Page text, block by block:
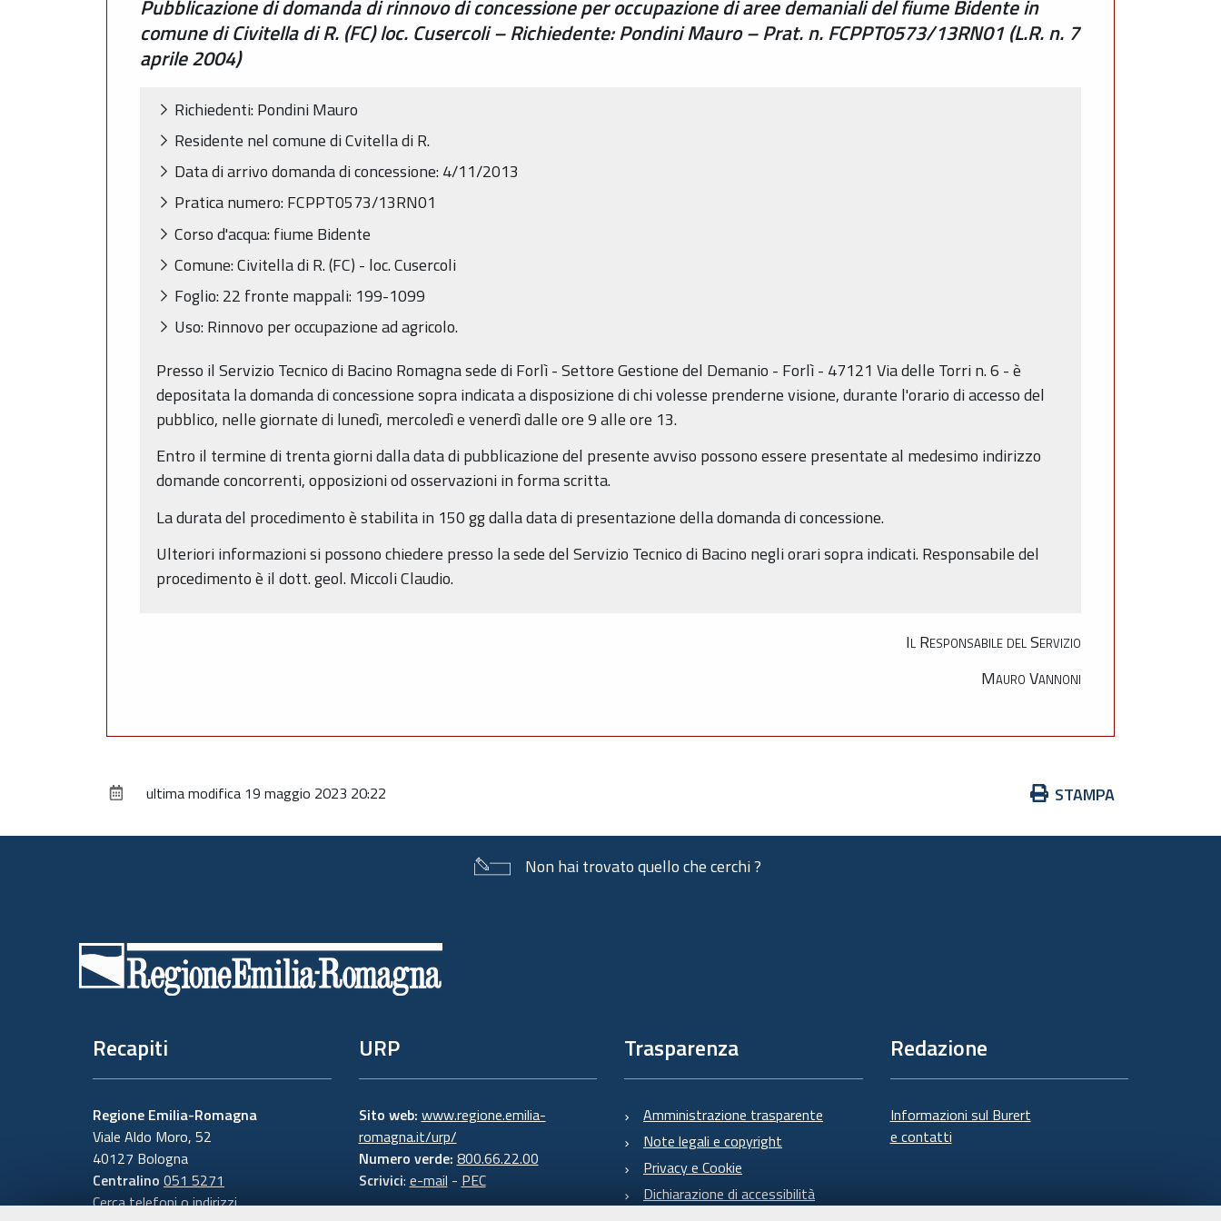
Pubblicazione di domanda di rinnovo di concessione per occupazione di aree demaniali del fiume Bidente in
comune di Civitella di R. (FC) loc. Cusercoli – Richiedente: Pondini Mauro – Prat. n. FCPPT0573/13RN01 (L.R. n. 7
aprile 2004)
Richiedenti: Pondini Mauro
Residente nel comune di Cvitella di R.
Data di arrivo domanda di concessione: 4/11/2013
Pratica numero: FCPPT0573/13RN01
Corso d'acqua: fiume Bidente
Comune: Civitella di R. (FC) - loc. Cusercoli
Foglio: 22 fronte mappali: 199-1099
Uso: Rinnovo per occupazione ad agricolo.
Presso il Servizio Tecnico di Bacino Romagna sede di Forlì - Settore Gestione del Demanio - Forlì - 47121 Via delle Torri n. 6 - è
depositata la domanda di concessione sopra indicata a disposizione di chi volesse prenderne visione, durante l'orario di accesso del
pubblico, nelle giornate di lunedì, mercoledì e venerdì dalle ore 9 alle ore 13.
Entro il termine di trenta giorni dalla data di pubblicazione del presente avviso possono essere presentate al medesimo indirizzo
domande concorrenti, opposizioni od osservazioni in forma scritta.
La durata del procedimento è stabilita in 150 gg dalla data di presentazione della domanda di concessione.
Ulteriori informazioni si possono chiedere presso la sede del Servizio Tecnico di Bacino negli orari sopra indicati. Responsabile del
procedimento è il dott. geol. Miccoli Claudio.
Il Responsabile del Servizio
Mauro Vannoni
Azioni
documento
STAMPA
ultima modifica 19 maggio 2023 20:22
Non hai trovato quello che cerchi ?
Recapiti
Regione Emilia-Romagna
Viale Aldo Moro, 52
40127 Bologna
Centralino 051 5271
Cerca telefoni o indirizzi
URP
Sito web: www.regione.emilia-
romagna.it/urp/
Numero verde: 800.66.22.00
Scrivici: e-mail - PEC
Trasparenza
Amministrazione trasparente
Note legali e copyright
Privacy e Cookie
Dichiarazione di accessibilità
Redazione
Informazioni sul Burert
e contatti